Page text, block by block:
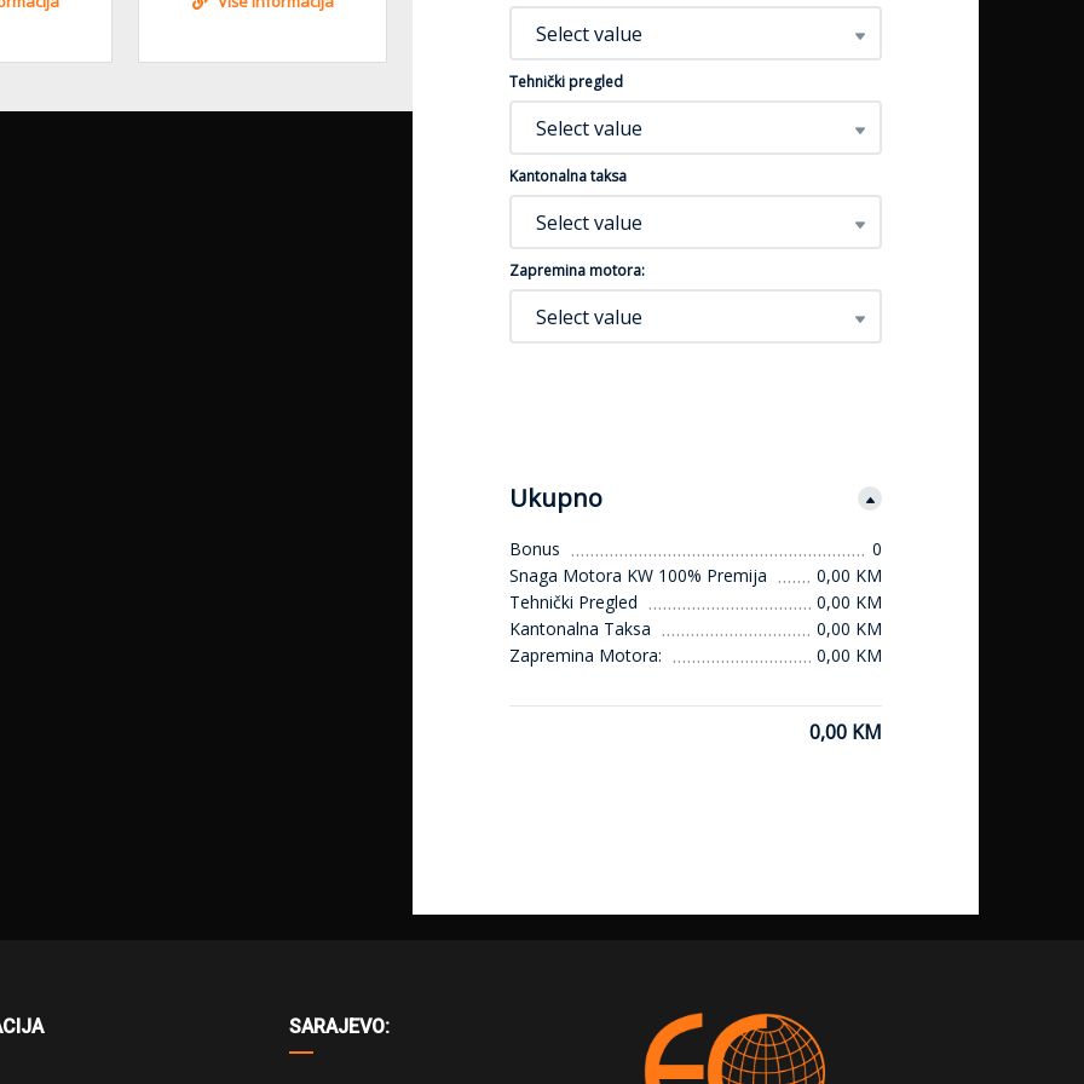
Select value
Tehnički pregled
Select value
Kantonalna taksa
Select value
Zapremina motora:
Select value
Ukupno
Bonus
0
Snaga Motora KW 100% Premija
0,00 KM
Tehnički Pregled
0,00 KM
Kantonalna Taksa
0,00 KM
Zapremina Motora:
0,00 KM
0,00 KM
SARAJEVO: